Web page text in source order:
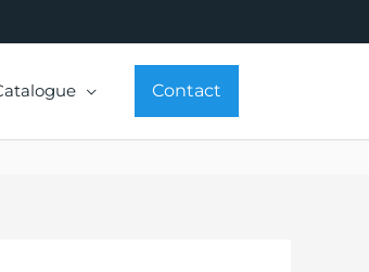
Contact